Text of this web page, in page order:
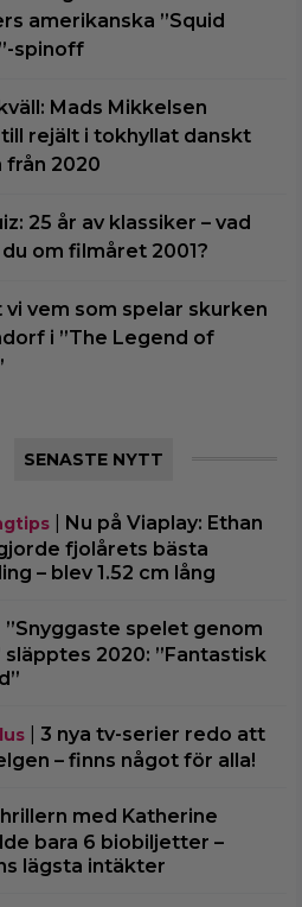
amerikanska ”Squid
spinoff
Mads Mikkelsen
rejält i tokhyllat danskt
från 2020
25 år av klassiker – vad
om filmåret 2001?
vi vem som spelar skurken
i ”The Legend of
SENASTE NYTT
| Nu på Viaplay: Ethan
fjolårets bästa
– blev 1.52 cm lång
”Snyggaste spelet genom
släpptes 2020: ”Fantastisk
| 3 nya tv-serier redo att
– finns något för alla!
med Katherine
bara 6 biobiljetter –
lägsta intäkter